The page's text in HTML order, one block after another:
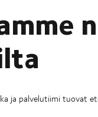
ja palvelutiimi tuovat